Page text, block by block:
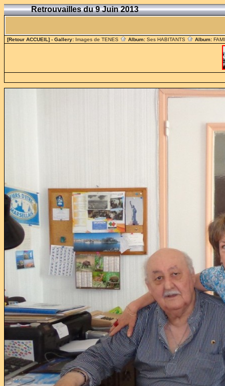
Retrouvailles du 9 Juin 2013
[Retour ACCUEIL] - Gallery: Images de TENES Album: Ses HABITANTS Album: